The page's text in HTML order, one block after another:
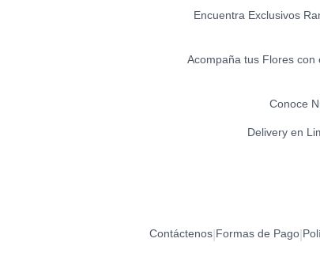
Encuentra Exclusivos
Acompaña tus Flores con
Conoce
Delivery en
Contáctenos Formas de Pago